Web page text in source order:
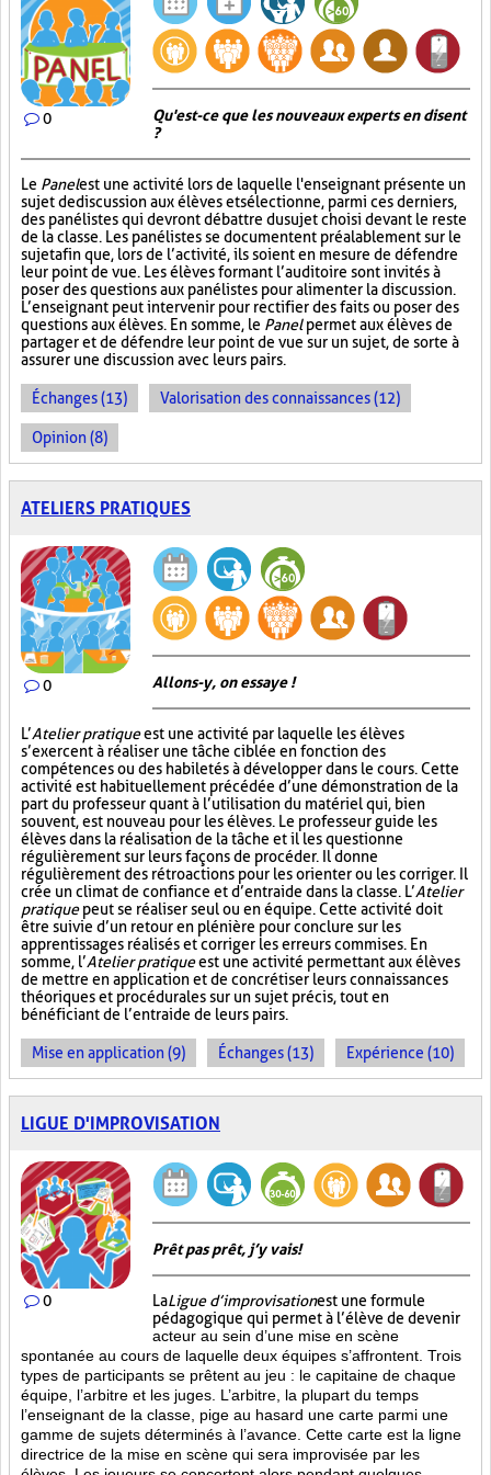
0
Qu'est-ce que les nouveaux experts en disent
?
Le Panelest une activité lors de laquelle l'enseignant présente un
sujet de discussion aux élèves et sélectionne, parmi ces derniers,
des panélistes qui devront débattre du sujet choisi devant le reste
de la classe. Les panélistes se documentent préalablement sur le
sujet afin que, lors de l’activité, ils soient en mesure de défendre
leur point de vue. Les élèves formant l’auditoire sont invités à
poser des questions aux panélistes pour alimenter la discussion.
L’enseignant peut intervenir pour rectifier des faits ou poser des
questions aux élèves. En somme, le Panelpermet aux élèves de
partager et de défendre leur point de vue sur un sujet, de sorte à
assurer une discussion avec leurs pairs.
Échanges (13) Valorisation des connaissances (12)
Opinion (8)
ATELIERS PRATIQUES
0 Allons-y, on essaye !
L’Atelier pratiqueest une activité par laquelle les élèves
s’exercent à réaliser une tâche ciblée en fonction des
compétences ou des habiletés à développer dans le cours. Cette
activité est habituellement précédée d’une démonstration de la
part du professeur quant à l’utilisation du matériel qui, bien
souvent, est nouveau pour les élèves. Le professeur guide les
élèves dans la réalisation de la tâche et il les questionne
régulièrement sur leurs façons de procéder. Il donne
régulièrement des rétroactions pour les orienter ou les corriger. Il
crée un climat de confiance et d’entraide dans la classe. L’Atelier
pratiquepeut se réaliser seul ou en équipe. Cette activité doit
être suivie d’un retour en plénière pour conclure sur les
apprentissages réalisés et corriger les erreurs commises. En
somme, l’Atelier pratiqueest une activité permettant aux élèves
de mettre en application et de concrétiser leurs connaissances
théoriques et procédurales sur un sujet précis, tout en
bénéficiant de l’entraide de leurs pairs.
Mise en application (9) Échanges (13) Expérience (10)
LIGUE D'IMPROVISATION
0
Prêt pas prêt, j’y vais!
LaLigue d’improvisationest une formule
pédagogique qui permet à l’élève de devenir
acteur au sein d’une mise en scène
spontanée au cours de laquelle deux équipes s’affrontent. Trois
types de participants se prêtent au jeu : le capitaine de chaque
équipe, l’arbitre et les juges. L’arbitre, la plupart du temps
l’enseignant de la classe, pige au hasard une carte parmi une
gamme de sujets déterminés à l’avance. Cette carte est la ligne
directrice de la mise en scène qui sera improvisée par les